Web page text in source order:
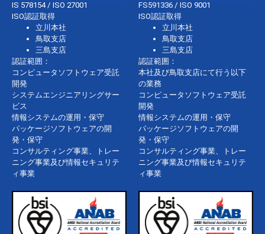
IS 578154 / ISO 27001
ISO認証取得
立川本社
鳥取支店
三島支店
認証範囲：
コンピュータソフトウェア受託
開発
システムエンジニアリングサー
ビス
情報システムの運用・保守
パッケージソフトウェアの開
発・保守
コンサルティング事業、トレー
ニング事業及び情報セキュリテ
ィ事業
FS591336 / ISO 9001
ISO認証取得
立川本社
鳥取支店
三島支店
認証範囲：
本社及び鳥取支店にて行う以下
の業務
コンピュータソフトウェア受託
開発
情報システムの運用・保守
パッケージソフトウェアの開
発・保守
コンサルティング事業、トレー
ニング事業及び情報セキュリテ
ィ事業